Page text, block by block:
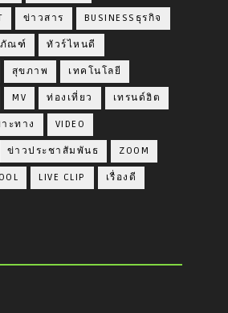
ข่าวสาร BUSINESSธุรกิจ
ณฑ์ ทัวร์ไหนดี
สุขภาพ เทคโนโลยี
MV ท่องเที่ยว เทรนด์ฮิต
ะทาง VIDEO
ข่าวประชาสัมพันธ ZOOM
LIVE CLIP เรื่องดี